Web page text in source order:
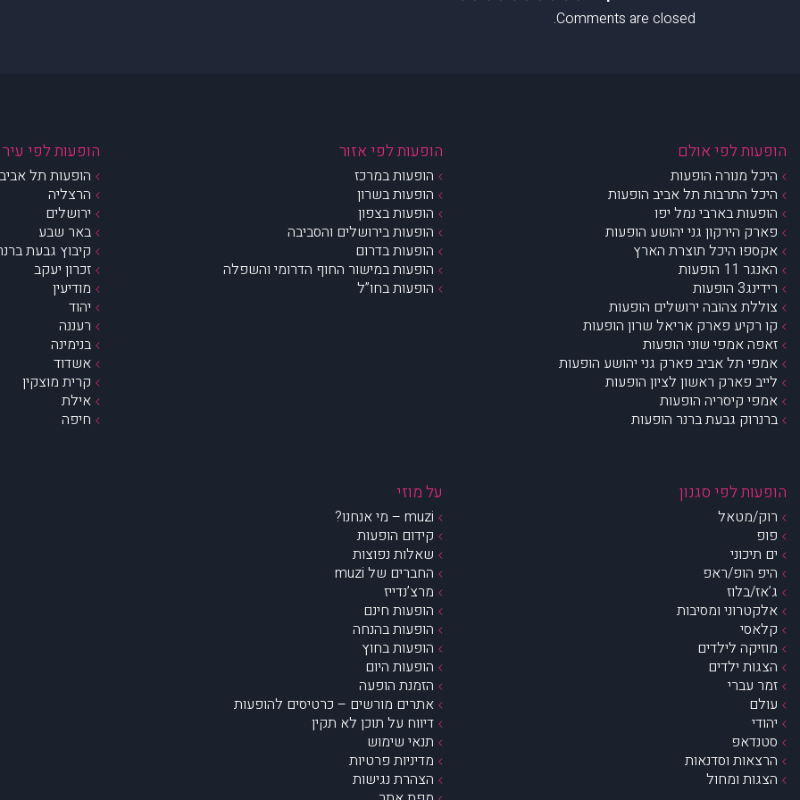
Comments are closed.
הופעות לפי אולם
היכל מנורה הופעות
היכל התרבות תל אביב הופעות
הופעות בארבי נמל יפו
פארק הירקון גני יהושע הופעות
אקספו היכל תוצרת הארץ
האנגר 11 הופעות
רידינג3 הופעות
צוללת צהובה ירושלים הופעות
קו רקיע פארק אריאל שרון הופעות
זאפה אמפי שוני הופעות
אמפי תל אביב פארק גני יהושע הופעות
לייב פארק ראשון לציון הופעות
אמפי קיסריה הופעות
ברנרוק גבעת ברנר הופעות
הופעות לפי אזור
הופעות במרכז
הופעות בשרון
הופעות בצפון
הופעות בירושלים והסביבה
הופעות בדרום
הופעות במישור החוף הדרומי והשפלה
הופעות בחו”ל
הופעות לפי עיר
הופעות תל
הרצליה
ירושלים
באר שבע
קיבוץ גבעת
זכרון יעקב
מודיעין
יהוד
רעננה
בנימינה
אשדוד
קרית מוצקין
אילת
חיפה
הופעות לפי סגנון
רוק/מטאל
פופ
ים תיכוני
היפ הופ/ראפ
ג’אז/בלוז
אלקטרוני ומסיבות
קלאסי
מוזיקה לילדים
הצגות ילדים
זמר עברי
עולם
יהודי
סטנדאפ
הרצאות וסדנאות
הצגות ומחול
על מוזי
muzi – מי אנחנו?
קידום הופעות
שאלות נפוצות
החברים של muzi
מרצ’נדייז
הופעות חינם
הופעות בהנחה
הופעות בחוץ
הופעות היום
הזמנת הופעה
אתרים מורשים – כרטיסים להופעות
דיווח על תוכן לא תקין
תנאי שימוש
מדיניות פרטיות
הצהרת נגישות